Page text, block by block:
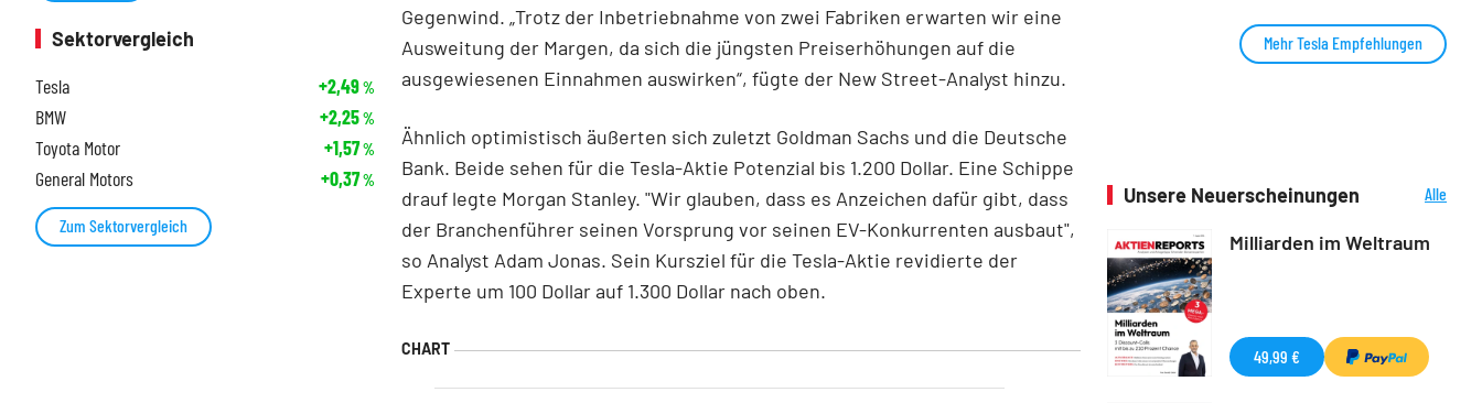
Gegenwind. „Trotz der Inbetriebnahme von zwei Fabriken erwarten wir eine
Ausweitung der Margen, da sich die jüngsten Preiserhöhungen auf die
ausgewiesenen Einnahmen auswirken“, fügte der New Street-Analyst hinzu.
Ähnlich optimistisch äußerten sich zuletzt Goldman Sachs und die Deutsche
Bank. Beide sehen für die Tesla-Aktie Potenzial bis 1.200 Dollar. Eine Schippe
drauf legte Morgan Stanley. "Wir glauben, dass es Anzeichen dafür gibt, dass
der Branchenführer seinen Vorsprung vor seinen EV-Konkurrenten ausbaut",
so Analyst Adam Jonas. Sein Kursziel für die Tesla-Aktie revidierte der
Experte um 100 Dollar auf 1.300 Dollar nach oben.
Sektorvergleich
Tesla
+2,49%
BMW +2,25%
Toyota Motor +1,57%
General Motors +0,37%
Zum Sektorvergleich
Mehr Tesla Empfehlungen
Unsere Neuerscheinungen
Alle
Milliarden im Weltraum
49,99 €